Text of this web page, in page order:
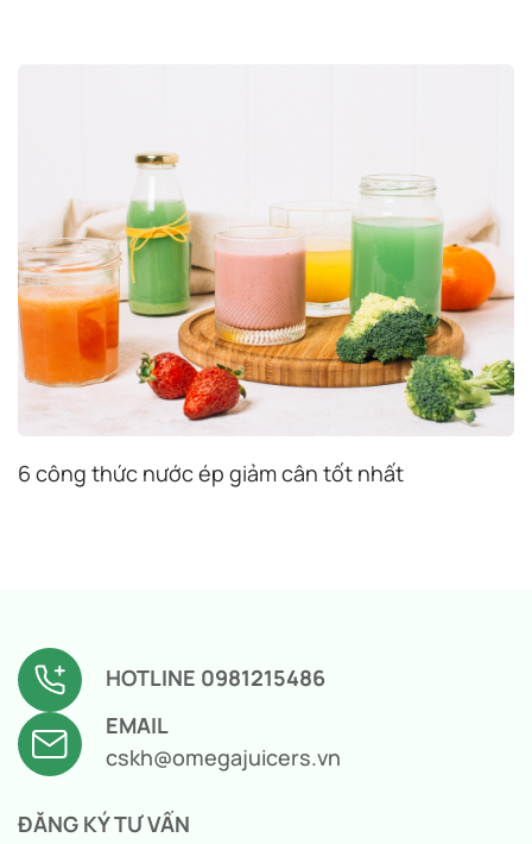
6 công thức nước ép giảm cân tốt nhất
HOTLINE 0981215486
EMAIL
cskh@omegajuicers.vn
ĐĂNG KÝ TƯ VẤN